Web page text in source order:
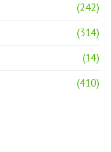
(242)
(314)
(14)
(410)